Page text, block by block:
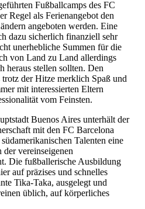
Fußballcamps des FC
Regel als Ferienangebot den
angeboten werden. Eine
dazu sicherlich finanziell sehr
unerhebliche Summen für die
von Land zu Land allerdings
heraus stellen sollten. Den
trotz der Hitze merklich Spaß und
mit interessierten Eltern
vom Feinsten.
Buenos Aires unterhält der
mit den FC Barcelona
Talenten eine
vereinseigenen
Die fußballerische Ausbildung
auf präzises und schnelles
Tika-Taka, ausgelegt und
üblich, auf körperliches